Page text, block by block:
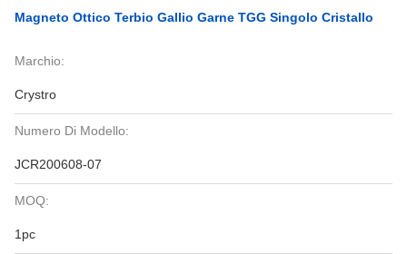
Magneto Ottico Terbio Gallio Garne TGG Singolo Cristallo
Marchio:
Crystro
Numero Di Modello:
JCR200608-07
MOQ:
1pc